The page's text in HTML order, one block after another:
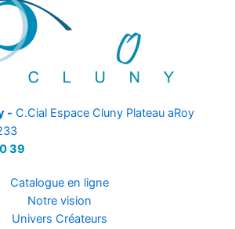
- C.Cial Espace Cluny Plateau aRoy
39
Catalogue en ligne
Notre vision
Univers Créateurs